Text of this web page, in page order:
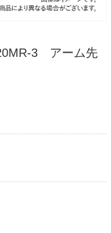
3 アーム先